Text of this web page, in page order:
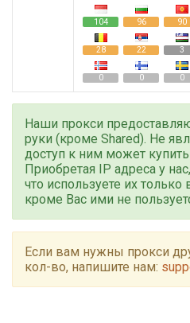
104 96 90
28 22 3
0 0 0
Наши прокси
руки (кроме Shared). Не
доступ к ним может
Приобретая IP адреса у
что используете их
кроме Вас ими не
Если вам нужны прокси
кол-во, напишите нам: